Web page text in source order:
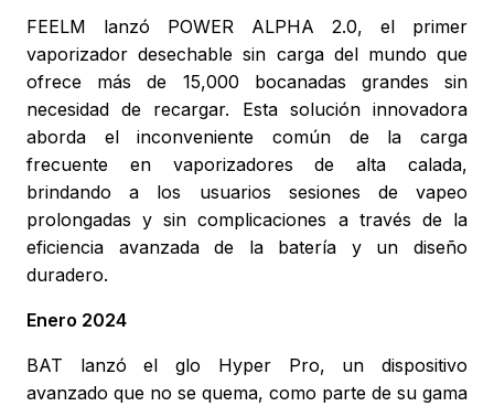
FEELM lanzó POWER ALPHA 2.0, el primer
vaporizador desechable sin carga del mundo que
ofrece más de 15,000 bocanadas grandes sin
necesidad de recargar. Esta solución innovadora
aborda el inconveniente común de la carga
frecuente en vaporizadores de alta calada,
brindando a los usuarios sesiones de vapeo
prolongadas y sin complicaciones a través de la
eficiencia avanzada de la batería y un diseño
duradero.
Enero 2024
BAT lanzó el glo Hyper Pro, un dispositivo
avanzado que no se quema, como parte de su gama